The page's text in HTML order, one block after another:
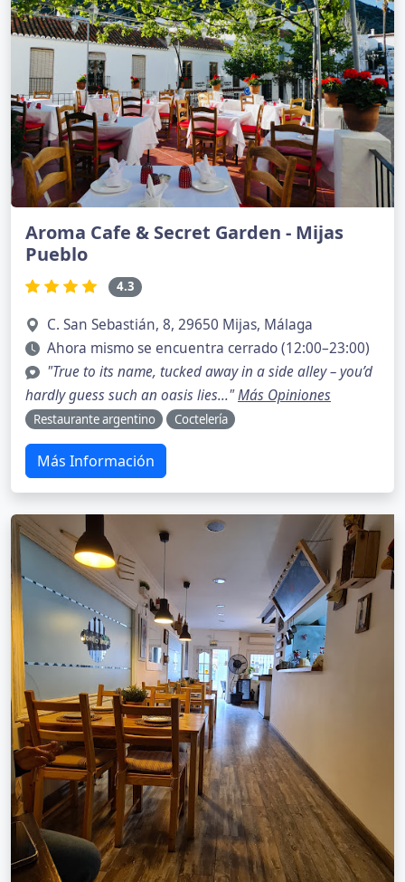
Aroma Cafe & Secret Garden - Mijas
Pueblo
4.3
C. San Sebastián, 8, 29650 Mijas, Málaga
Ahora mismo se encuentra cerrado (12:00–23:00)
"True to its name, tucked away in a side alley – you’d
hardly guess such an oasis lies..."Más Opiniones
Restaurante argentino Coctelería
Más Información